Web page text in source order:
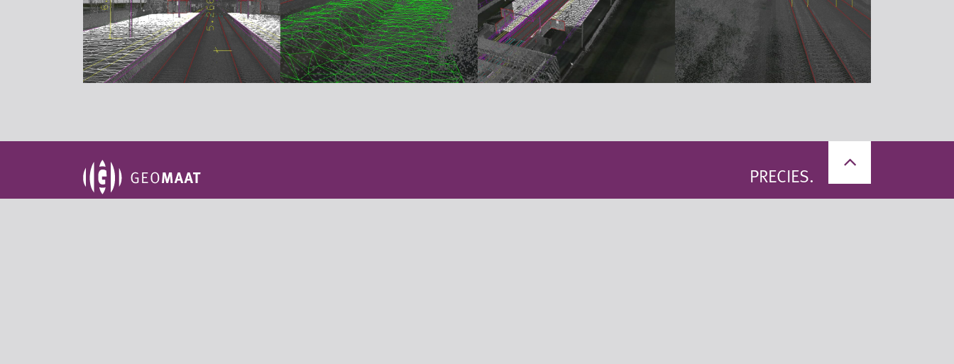
PRECIES.